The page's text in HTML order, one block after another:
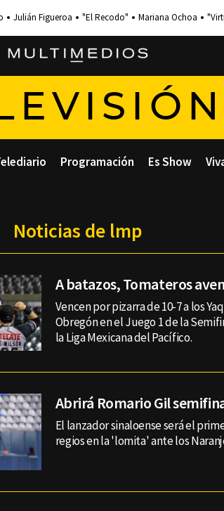
Julián Figueroa "El Recodo" Mariana Ochoa
Programación Es Show
Noticias de lmp
A batazos, Tomateros
Vencen por pizarra de 10-7 a los
Obregón en el Juego 1 de la
la Liga Mexicana del Pacífico.
Abrirá Romario Gil
El lanzador sinaloense será el
regios en la 'lomita' ante los